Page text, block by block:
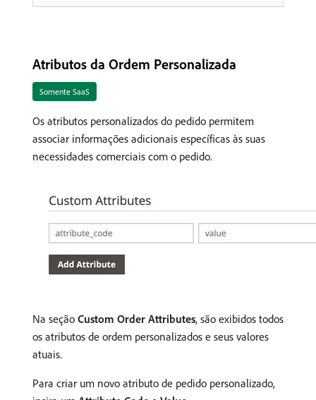
Atributos da Ordem Personalizada
Somente SaaS
Os atributos personalizados do pedido permitem
associar informações adicionais específicas às suas
necessidades comerciais com o pedido.
Na seção Custom Order Attributes, são exibidos todos
os atributos de ordem personalizados e seus valores
atuais.
Para criar um novo atributo de pedido personalizado,